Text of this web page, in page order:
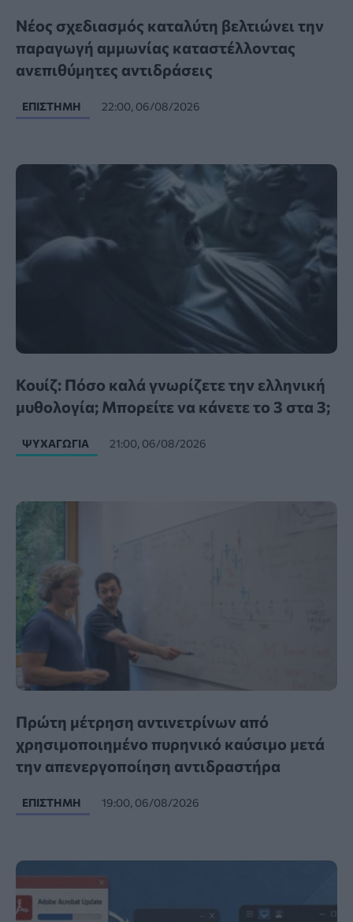
Νέος σχεδιασμός καταλύτη βελτιώνει την
παραγωγή αμμωνίας καταστέλλοντας
ανεπιθύμητες αντιδράσεις
ΕΠΙΣΤΉΜΗ 22:00, 06/08/2026
Κουίζ: Πόσο καλά γνωρίζετε την ελληνική
μυθολογία; Μπορείτε να κάνετε το 3 στα 3;
ΨΥΧΑΓΩΓΊΑ 21:00, 06/08/2026
Πρώτη μέτρηση αντινετρίνων από
χρησιμοποιημένο πυρηνικό καύσιμο μετά
την απενεργοποίηση αντιδραστήρα
ΕΠΙΣΤΉΜΗ 19:00, 06/08/2026